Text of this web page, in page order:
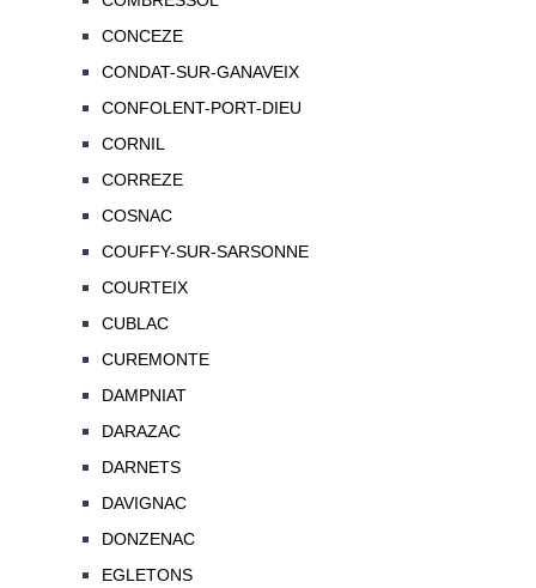
CONCEZE
CONDAT-SUR-GANAVEIX
CONFOLENT-PORT-DIEU
CORNIL
CORREZE
COSNAC
COUFFY-SUR-SARSONNE
COURTEIX
CUBLAC
CUREMONTE
DAMPNIAT
DARAZAC
DARNETS
DAVIGNAC
DONZENAC
EGLETONS